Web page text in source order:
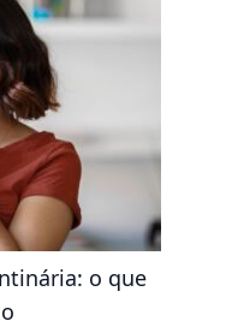
o que